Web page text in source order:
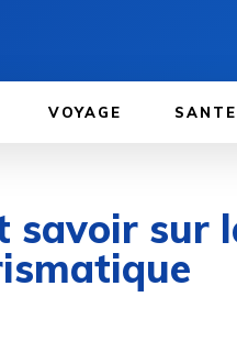
VOYAGE SANTE
savoir sur